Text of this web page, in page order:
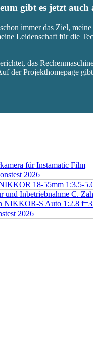
gibt es jetzt auch
immer das Ziel,
Leidenschaft für die
das
der Projekthomepage
für Instamatic Film
2026
18-55mm 1:3.5-
und Inbetriebnahme C.
NIKKOR-S Auto 1:2.8
2026